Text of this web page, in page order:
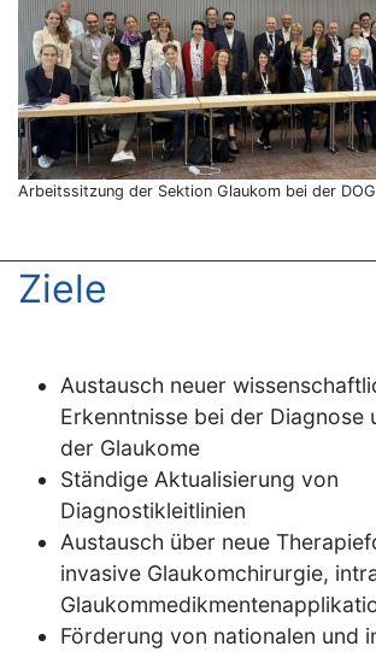
Arbeitssitzung der Sektion Glaukom bei der
Ziele
Austausch neuer
Erkenntnisse bei der Diagnose
der Glaukome
Ständige Aktualisierung von
Diagnostikleitlinien
Austausch über neue
invasive Glaukomchirurgie,
Förderung von nationalen und